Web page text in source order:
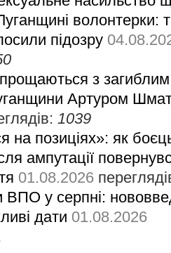
волонтерки:
підозру
з загиблим
Артуром
1039
на позиціях»: як
ампутації
01.08.2026
ВПО у серпні:
дати 01.08.2026